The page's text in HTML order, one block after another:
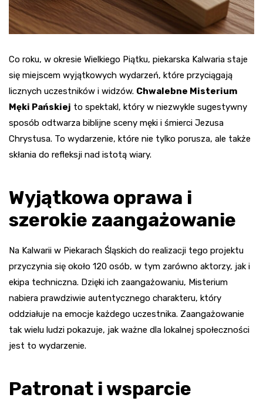
Co roku, w okresie Wielkiego Piątku, piekarska Kalwaria staje
się miejscem wyjątkowych wydarzeń, które przyciągają
licznych uczestników i widzów. Chwalebne Misterium
Męki Pańskiej to spektakl, który w niezwykle sugestywny
sposób odtwarza biblijne sceny męki i śmierci Jezusa
Chrystusa. To wydarzenie, które nie tylko porusza, ale także
skłania do refleksji nad istotą wiary.
Wyjątkowa oprawa i
szerokie zaangażowanie
Na Kalwarii w Piekarach Śląskich do realizacji tego projektu
przyczynia się około 120 osób, w tym zarówno aktorzy, jak i
ekipa techniczna. Dzięki ich zaangażowaniu, Misterium
nabiera prawdziwie autentycznego charakteru, który
oddziałuje na emocje każdego uczestnika. Zaangażowanie
tak wielu ludzi pokazuje, jak ważne dla lokalnej społeczności
jest to wydarzenie.
Patronat i wsparcie